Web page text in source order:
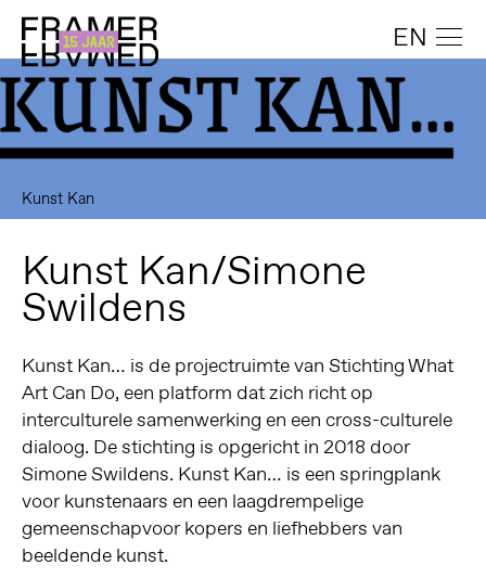
EN
Kunst Kan
Kunst Kan/Simone
Swildens
Kunst Kan… is de projectruimte van Stichting What
Art Can Do, een platform dat zich richt op
interculturele samenwerking en een cross-culturele
dialoog. De stichting is opgericht in 2018 door
Simone Swildens. Kunst Kan… is een springplank
voor kunstenaars en een laagdrempelige
gemeenschapvoor kopers en liefhebbers van
beeldende kunst.